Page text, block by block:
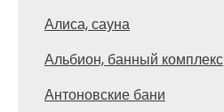
Алиса, сауна
Альбион, банный комплекс
Антоновские бани